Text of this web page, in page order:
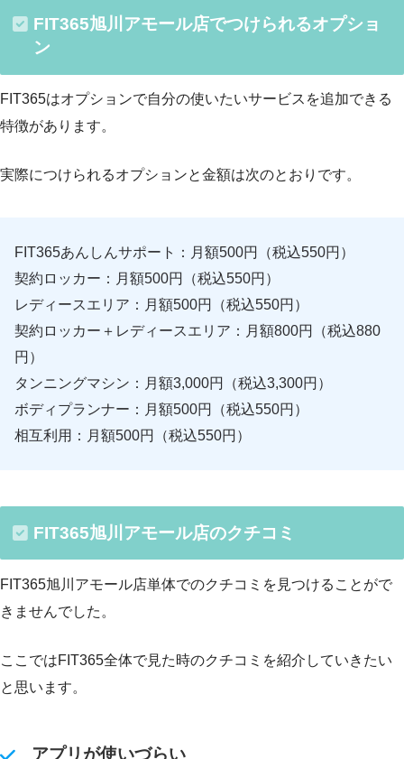
FIT365旭川アモール店でつけられるオプショ
ン
FIT365はオプションで自分の使いたいサービスを追加できる
特徴があります。
実際につけられるオプションと金額は次のとおりです。
FIT365あんしんサポート：月額500円（税込550円）
契約ロッカー：月額500円（税込550円）
レディースエリア：月額500円（税込550円）
契約ロッカー＋レディースエリア：月額800円（税込880
円）
タンニングマシン：月額3,000円（税込3,300円）
ボディプランナー：月額500円（税込550円）
相互利用：月額500円（税込550円）
FIT365旭川アモール店のクチコミ
FIT365旭川アモール店単体でのクチコミを見つけることがで
きませんでした。
ここではFIT365全体で見た時のクチコミを紹介していきたい
と思います。
アプリが使いづらい